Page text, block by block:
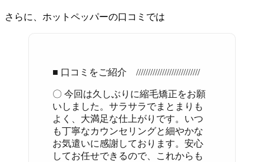
さらに、ホットペッパーの口コミでは
■ 口コミをご紹介 ///////////////////////////
〇 今回は久しぶりに縮毛矯正をお願
いしました。サラサラでまとまりも
よく、大満足な仕上がりです。いつ
も丁寧なカウンセリングと細やかな
お気遣いに感謝しております。安心
してお任せできるので、これからも